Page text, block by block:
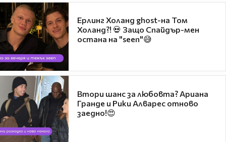
Ерлинг Холанд ghost-на Том
Холанд?! 💀 Защо Спайдър-мен
остана на "seen"😅
Втори шанс за любовта? Ариана
Гранде и Рики Алварес отново
заедно!😍